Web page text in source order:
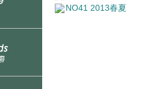
NO41 2013春夏